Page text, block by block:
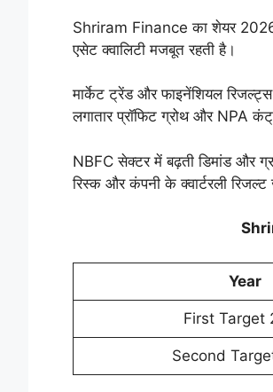
Shriram Finance का शेयर 2026
एसेट क्वालिटी मजबूत रहती है।
मार्केट ट्रेंड और फाइनेंशियल
लगातार प्रॉफिट ग्रोथ और NPA
NBFC सेक्टर में बढ़ती डिमांड और
रिस्क और कंपनी के क्वार्टरली
Year
First Target
Second